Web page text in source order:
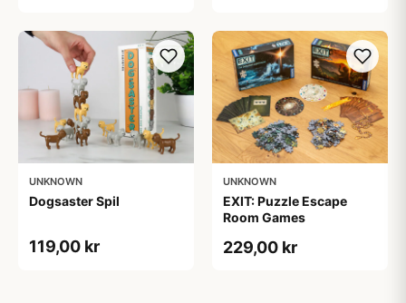
UNKNOWN
Dogsaster Spil
119,00 kr
UNKNOWN
EXIT: Puzzle Escape
Room Games
229,00 kr